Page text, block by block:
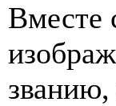
Вместе
званию,